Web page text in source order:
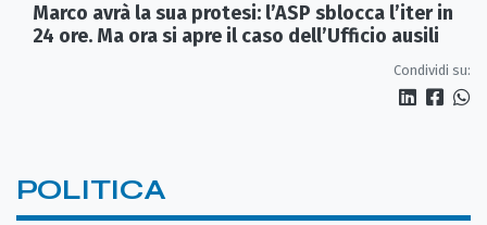
Marco avrà la sua protesi: l’ASP sblocca l’iter in
24 ore. Ma ora si apre il caso dell’Ufficio ausili
Condividi su:
POLITICA